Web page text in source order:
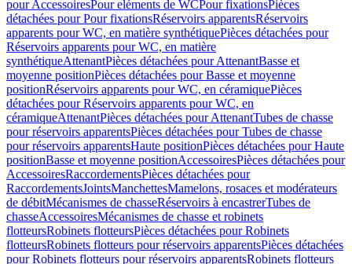
pour AccessoiresPour eléments de WCPour fixationsPièces
détachées pour Pour fixationsRéservoirs apparentsRéservoirs
apparents pour WC, en matière synthétiquePièces détachées pour
Réservoirs apparents pour WC, en matière
synthétiqueAttenantPièces détachées pour AttenantBasse et
moyenne positionPièces détachées pour Basse et moyenne
positionRéservoirs apparents pour WC, en céramiquePièces
détachées pour Réservoirs apparents pour WC, en
céramiqueAttenantPièces détachées pour AttenantTubes de chasse
pour réservoirs apparentsPièces détachées pour Tubes de chasse
pour réservoirs apparentsHaute positionPièces détachées pour Haute
positionBasse et moyenne positionAccessoiresPièces détachées pour
AccessoiresRaccordementsPièces détachées pour
RaccordementsJointsManchettesMamelons, rosaces et modérateurs
de débitMécanismes de chasseRéservoirs à encastrerTubes de
chasseAccessoiresMécanismes de chasse et robinets
flotteursRobinets flotteursPièces détachées pour Robinets
flotteursRobinets flotteurs pour réservoirs apparentsPièces détachées
pour Robinets flotteurs pour réservoirs apparentsRobinets flotteurs